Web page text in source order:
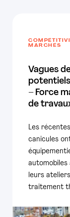
MARCHÉS
Vagues
– Force
de
Les
canicules
automobiles
leurs
traitement